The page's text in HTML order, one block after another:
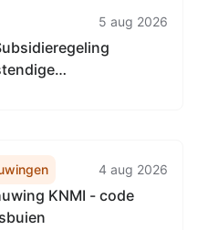
5 aug 2026
4 aug 2026
KNMI - code